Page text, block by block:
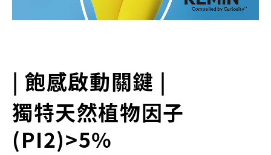
| 飽感啟動關鍵 |
獨特天然植物因子
(PI2)>5%